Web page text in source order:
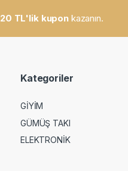
20 TL'lik kuponkazanın.
Kategoriler
GİYİM
GÜMÜŞ TAKI
ELEKTRONİK